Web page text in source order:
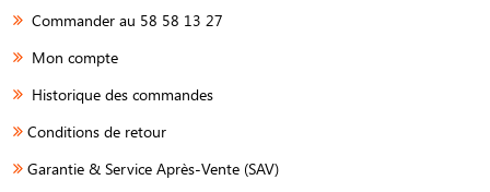
Commander au 58 58 13 27
Mon compte
Historique des commandes
Conditions de retour
Garantie & Service Après-Vente (SAV)